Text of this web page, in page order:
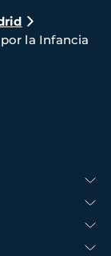
la Infancia